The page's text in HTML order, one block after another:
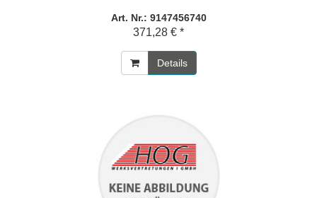
Art. Nr.: 9147456740
371,28 € *
Details